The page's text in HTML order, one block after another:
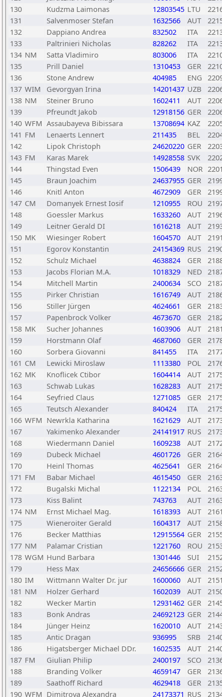
130
Kudzma Laimonas 12803545 LTU
131
Salvenmoser Stefan 1632566 AUT
132
Dappiano Andrea 832502 ITA
133
Paltrinieri Nicholas 828262 ITA
134 NM Satta Vladimiro 803006 ITA
135
Prill Daniel 1310453 GER
136
Stone Andrew 404985 ENG
137 WIM Gevorgyan Irina 14201437 UZB
138 NM Steiner Bruno 1602411 AUT
139
Pfreundt Jakob 12918156 GER
140 WFM Assaubayeva Bibissara 13708694 KAZ
141 FM Lenaerts Lennert 211435 BEL
142
Lipok Christoph 24620220 GER
143 FM Karas Marek 14928558 SVK
144
Thingstad Even 1506439 NOR
145
Braun Joachim 24637955 GER
146
Knitl Anton 4672909 GER
147 CM Domanyek Ernest Iosif 1210955 ROU
148
Goessler Markus 1633260 AUT
149
Leitner Gerald DI 1616218 AUT
150 MK Wiesinger Robert 1604570 AUT
151
Egorov Konstantin 24154369 RUS
152
Schulz Michael 4638824 GER
153
Jacobs Florian M.A. 1018329 NED
154
Mitchell Martin 2400634 SCO
155
Pirker Christian 1616749 AUT
156
Stiller Jürgen 4624661 GER
157
Papenbrock Volker 4673670 GER
158 MK Sucher Johannes 1603906 AUT
159
Horstmann Olaf 4687060 GER
160
Sorbera Giovanni 841455 ITA
161 CM Lewicki Miroslaw 1113380 POL
162 MK Knoflicek Ctibor 1604414 AUT
163
Schwab Lukas 1628283 AUT
164
Seyfried Claus 1271085 GER
165
Teutsch Alexander 840424 ITA
166 WFM Newrkla Katharina 1621629 AUT
167
Yakimenko Alexander 24141917 RUS
168
Wiedermann Daniel 1609238 AUT
169
Dubeck Michael 4601726 GER
170
Heinl Thomas 4625641 GER
171 FM Babar Michael 4615450 GER
172
Bugalski Michal 1122134 POL
173
Kiss Balint 743763 AUT
174 NM Ernst Michael Mag. 1618393 AUT
175
Wieneroiter Gerald 1604317 AUT
176
Becker Matthias 12915564 GER
177 NM Palamar Cristian 1221760 ROU
178 WGM Hund Barbara 1301446 SUI
179
Hess Max 24656666 GER
180 IM Wittmann Walter Dr. jur 1600060 AUT
181 NM Holzer Gerhard 1602039 AUT
182
Wecker Martin 12931462 GER
183
Bonk Andras 24692123 GER
184
Jünger Heinz 1620010 AUT
185
Antic Dragan 936995 SRB
186
Higatsberger Michael DDr. 1602535 AUT
187 FM Giulian Philip 2400197 SCO
188
Branding Volker 4659147 GER
189
Saathoff Richard 4629418 GER
190 WFM Dimitrova Alexandra 24173371 RUS